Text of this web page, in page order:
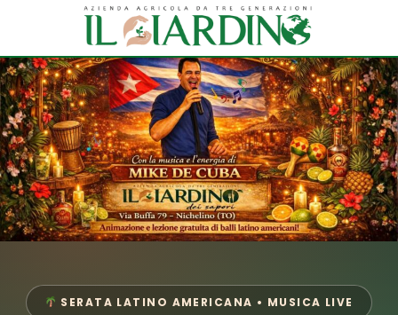
SERATA LATINO AMERICANA • MUSICA LIVE